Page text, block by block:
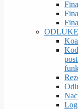
ODLUKE